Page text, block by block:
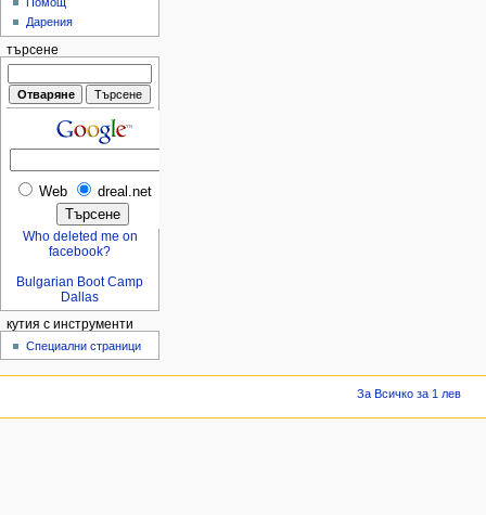
Помощ
Дарения
търсене
Web dreal.net
Who deleted me on
facebook?
Bulgarian Boot Camp
Dallas
кутия с инструменти
Специални страници
За Всичко за 1 лев